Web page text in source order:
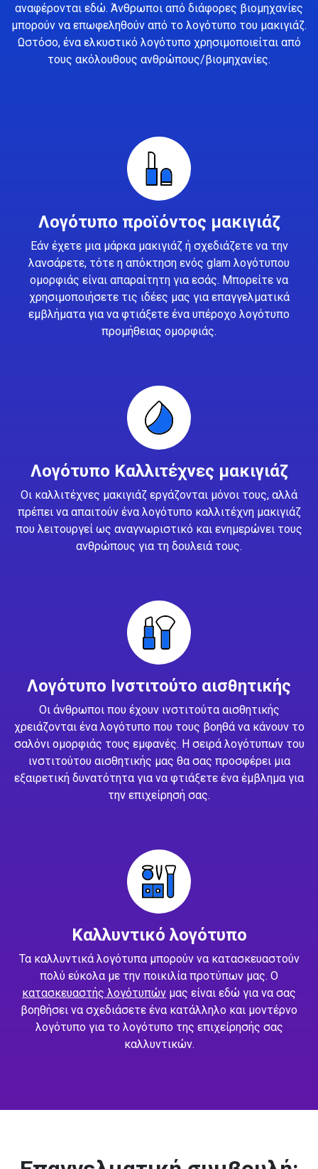
αναφέρονται εδώ. Άνθρωποι από διάφορες βιομηχανίες
μπορούν να επωφεληθούν από το λογότυπο του μακιγιάζ.
Ωστόσο, ένα ελκυστικό λογότυπο χρησιμοποιείται από
τους ακόλουθους ανθρώπους/βιομηχανίες.
Λογότυπο προϊόντος μακιγιάζ
Εάν έχετε μια μάρκα μακιγιάζ ή σχεδιάζετε να την
λανσάρετε, τότε η απόκτηση ενός glam λογότυπου
ομορφιάς είναι απαραίτητη για εσάς. Μπορείτε να
χρησιμοποιήσετε τις ιδέες μας για επαγγελματικά
εμβλήματα για να φτιάξετε ένα υπέροχο λογότυπο
προμήθειας ομορφιάς.
Λογότυπο Καλλιτέχνες μακιγιάζ
Οι καλλιτέχνες μακιγιάζ εργάζονται μόνοι τους, αλλά
πρέπει να απαιτούν ένα λογότυπο καλλιτέχνη μακιγιάζ
που λειτουργεί ως αναγνωριστικό και ενημερώνει τους
ανθρώπους για τη δουλειά τους.
Λογότυπο Ινστιτούτο αισθητικής
Οι άνθρωποι που έχουν ινστιτούτα αισθητικής
χρειάζονται ένα λογότυπο που τους βοηθά να κάνουν το
σαλόνι ομορφιάς τους εμφανές. Η σειρά λογότυπων του
ινστιτούτου αισθητικής μας θα σας προσφέρει μια
εξαιρετική δυνατότητα για να φτιάξετε ένα έμβλημα για
την επιχείρησή σας.
Καλλυντικό λογότυπο
Τα καλλυντικά λογότυπα μπορούν να κατασκευαστούν
πολύ εύκολα με την ποικιλία προτύπων μας. Ο
κατασκευαστής λογότυπών μας είναι εδώ για να σας
βοηθήσει να σχεδιάσετε ένα κατάλληλο και μοντέρνο
λογότυπο για το λογότυπο της επιχείρησής σας
καλλυντικών.